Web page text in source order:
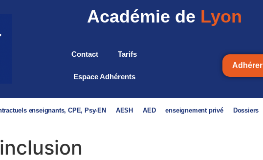
Académie de Lyon
Contact Tarifs
Espace Adhérents
Adhérer
enseignants, CPE, Psy-EN AESH AED enseignement privé Dossiers
inclusion